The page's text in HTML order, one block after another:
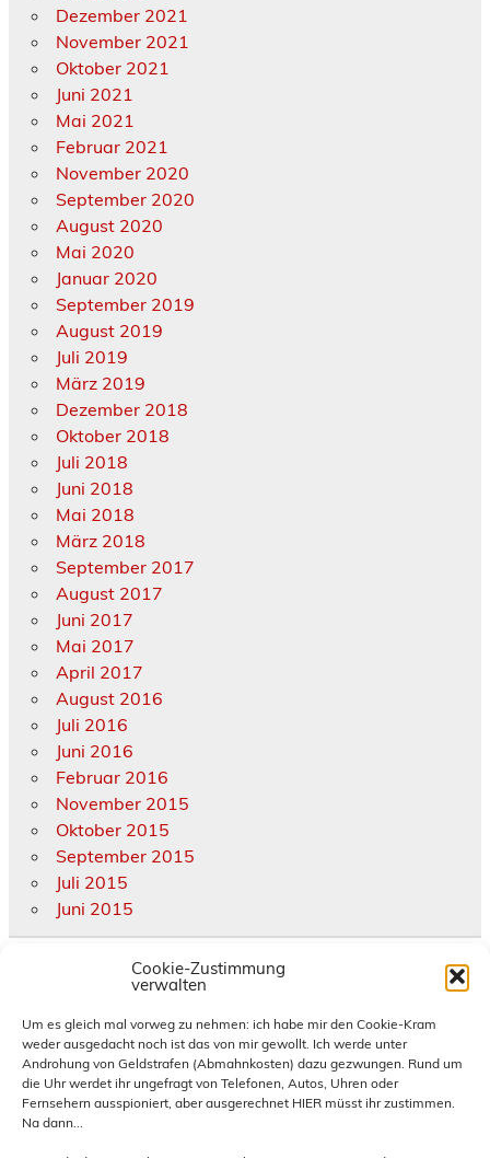
Cookie-Zustimmung
verwalten
Um es gleich mal vorweg zu nehmen: ich habe mir den Cookie-Kram
weder ausgedacht noch ist das von mir gewollt. Ich werde unter
Androhung von Geldstrafen (Abmahnkosten) dazu gezwungen. Rund um
die Uhr werdet ihr ungefragt von Telefonen, Autos, Uhren oder
Fernsehern ausspioniert, aber ausgerechnet HIER müsst ihr zustimmen.
Na dann...
Dezember 2021
November 2021
Oktober 2021
Juni 2021
Mai 2021
Februar 2021
November 2020
September 2020
August 2020
Mai 2020
Januar 2020
September 2019
August 2019
Juli 2019
März 2019
Dezember 2018
Oktober 2018
Juli 2018
Juni 2018
Mai 2018
März 2018
September 2017
August 2017
Juni 2017
Mai 2017
April 2017
August 2016
Juli 2016
Juni 2016
Februar 2016
November 2015
Oktober 2015
September 2015
Juli 2015
Juni 2015
Allgemein
diverse Termine und Treffen
eigene Termine und Treffen
Hornburg
News und Infos
Presse